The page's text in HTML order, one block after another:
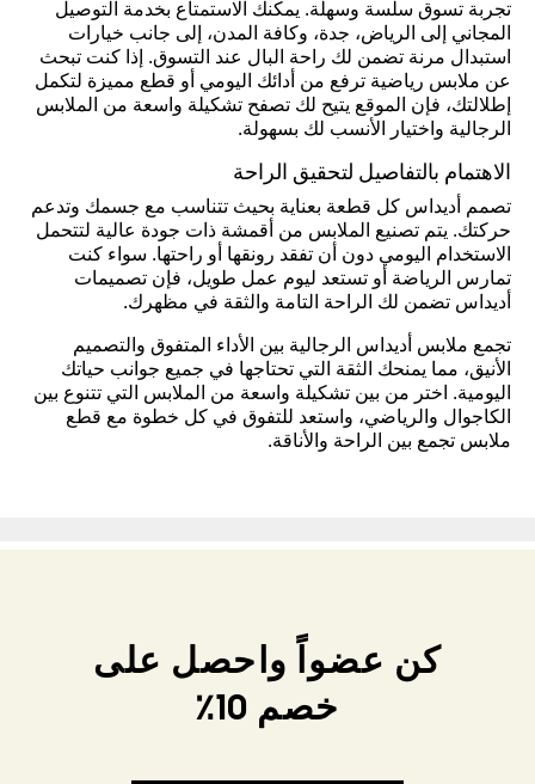
تجربة تسوق سلسة وسهلة. يمكنك الاستمتاع بخدمة التوصيل
المجاني إلى الرياض، جدة، وكافة المدن، إلى جانب خيارات
استبدال مرنة تضمن لك راحة البال عند التسوق. إذا كنت تبحث
عن ملابس رياضية ترفع من أدائك اليومي أو قطع مميزة لتكمل
إطلالتك، فإن الموقع يتيح لك تصفح تشكيلة واسعة من الملابس
الرجالية واختيار الأنسب لك بسهولة.
الاهتمام بالتفاصيل لتحقيق الراحة
تصمم أديداس كل قطعة بعناية بحيث تتناسب مع جسمك وتدعم
حركتك. يتم تصنيع الملابس من أقمشة ذات جودة عالية لتتحمل
الاستخدام اليومي دون أن تفقد رونقها أو راحتها. سواء كنت
تمارس الرياضة أو تستعد ليوم عمل طويل، فإن تصميمات
أديداس تضمن لك الراحة التامة والثقة في مظهرك.
تجمع ملابس أديداس الرجالية بين الأداء المتفوق والتصميم
الأنيق، مما يمنحك الثقة التي تحتاجها في جميع جوانب حياتك
اليومية. اختر من بين تشكيلة واسعة من الملابس التي تتنوع بين
الكاجوال والرياضي، واستعد للتفوق في كل خطوة مع قطع
ملابس تجمع بين الراحة والأناقة.
كن عضواً واحصل على
خصم 10٪